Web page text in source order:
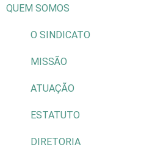
QUEM SOMOS
O SINDICATO
MISSÃO
ATUAÇÃO
ESTATUTO
DIRETORIA